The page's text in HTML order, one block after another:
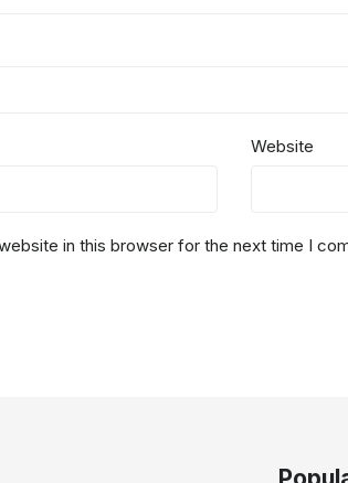
Website
in this browser for the next time I